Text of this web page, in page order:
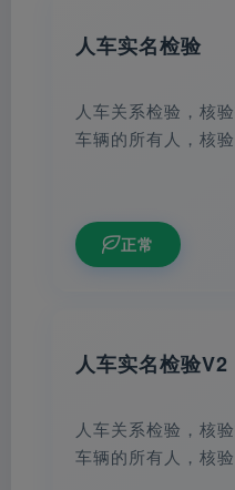
人车实名检验
人车关系检验，核
车辆的所有人，核验
正常
人车实名检验V2
人车关系检验，核
车辆的所有人，核验